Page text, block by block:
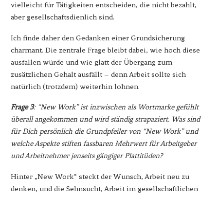
vielleicht für Tätigkeiten entscheiden, die nicht bezahlt,
aber gesellschaftsdienlich sind.
Ich finde daher den Gedanken einer Grundsicherung
charmant. Die zentrale Frage bleibt dabei, wie hoch diese
ausfallen würde und wie glatt der Übergang zum
zusätzlichen Gehalt ausfällt – denn Arbeit sollte sich
natürlich (trotzdem) weiterhin lohnen.
Frage 3: “New Work” ist inzwischen als Wortmarke gefühlt
überall angekommen und wird ständig strapaziert. Was sind
für Dich persönlich die Grundpfeiler von “New Work” und
welche Aspekte stiften fassbaren Mehrwert für Arbeitgeber
und Arbeitnehmer jenseits gängiger Plattitüden?
Hinter „New Work“ steckt der Wunsch, Arbeit neu zu
denken, und die Sehnsucht, Arbeit im gesellschaftlichen